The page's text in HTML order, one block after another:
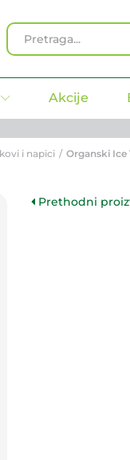
Akcije
i napici / Organski Ice
Prethodni